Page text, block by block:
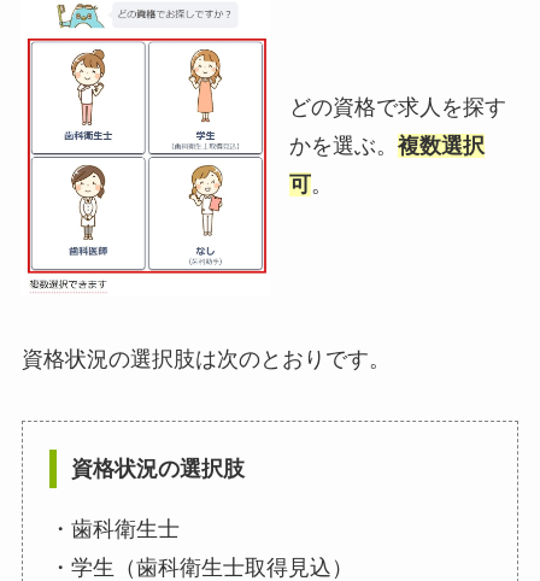
どの資格で求人を探す
かを選ぶ。複数選択
可。
資格状況の選択肢は次のとおりです。
資格状況の選択肢
・歯科衛生士
・学生（歯科衛生士取得見込）